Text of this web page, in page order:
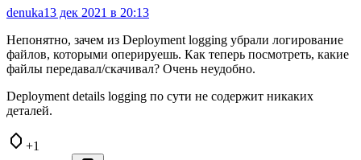
denuka13 дек 2021 в 20:13
Непонятно, зачем из Deployment logging убрали логирование
файлов, которыми оперируешь. Как теперь посмотреть, какие
файлы передавал/скачивал? Очень неудобно.
Deployment details logging по сути не содержит никаких
деталей.
+1